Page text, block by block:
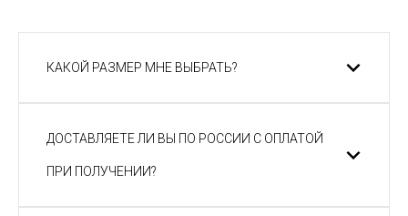
КАКОЙ РАЗМЕР МНЕ ВЫБРАТЬ?
ДОСТАВЛЯЕТЕ ЛИ ВЫ ПО РОССИИ С ОПЛАТОЙ
ПРИ ПОЛУЧЕНИИ?